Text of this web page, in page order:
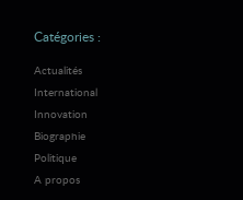
Catégories :
Actualités
International
Innovation
Biographie
Politique
A propos